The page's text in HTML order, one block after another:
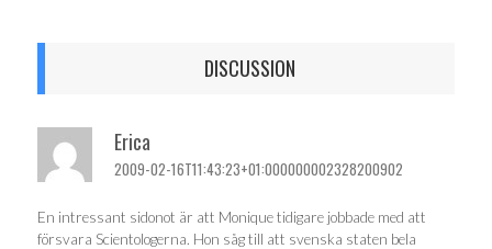
DISCUSSION
Erica
2009-02-16T11:43:23+01:000000002328200902
En intressant sidonot är att Monique tidigare jobbade med att
försvara Scientologerna. Hon såg till att svenska staten bela